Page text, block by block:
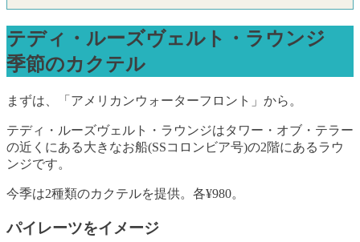
テディ・ルーズヴェルト・ラウンジ
季節のカクテル
まずは、「アメリカンウォーターフロント」から。
テディ・ルーズヴェルト・ラウンジはタワー・オブ・テラー
の近くにある大きなお船(SSコロンビア号)の2階にあるラウ
ンジです。
今季は2種類のカクテルを提供。各¥980。
パイレーツをイメージ